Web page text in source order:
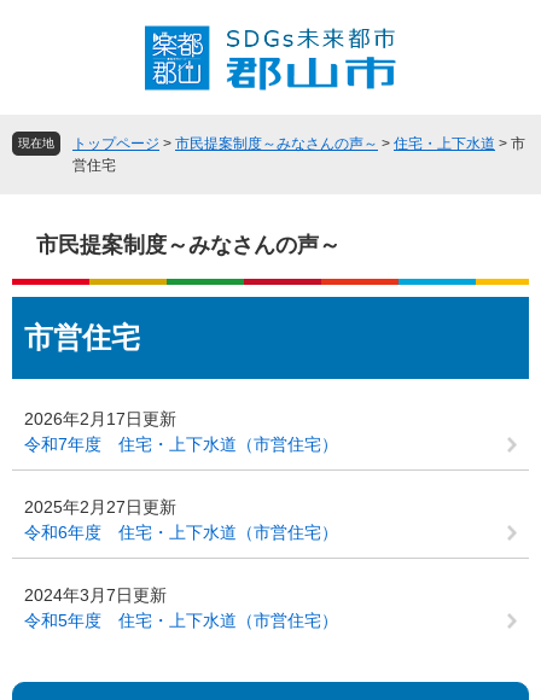
頭
飛
へ
現在地 トップページ > 市民提案制度～みなさんの声～ > 住宅・上下水道 > 市
営住宅
市民提案制度～みなさんの声～
文市営住宅
2026年2月17日更新
令和7年度 住宅・上下水道（市営住宅）
2025年2月27日更新
令和6年度 住宅・上下水道（市営住宅）
2024年3月7日更新
令和5年度 住宅・上下水道（市営住宅）